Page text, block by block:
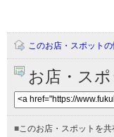
このお店・スポット
お店・ス
■ このお店・スポットを共